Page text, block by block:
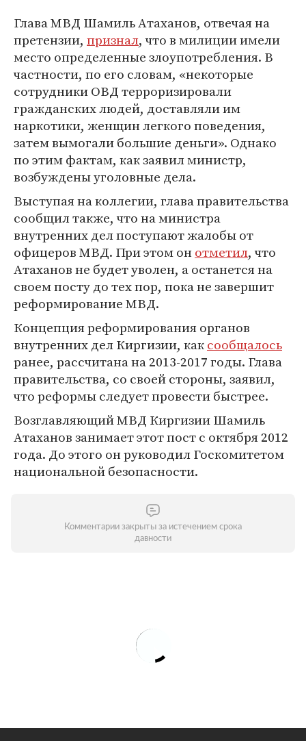
Глава МВД Шамиль Атаханов, отвечая на
претензии, признал, что в милиции имели
место определенные злоупотребления. В
частности, по его словам, «некоторые
сотрудники ОВД терроризировали
гражданских людей, доставляли им
наркотики, женщин легкого поведения,
затем вымогали большие деньги». Однако
по этим фактам, как заявил министр,
возбуждены уголовные дела.
Выступая на коллегии, глава правительства
сообщил также, что на министра
внутренних дел поступают жалобы от
офицеров МВД. При этом онотметил, что
Атаханов не будет уволен, а останется на
своем посту до тех пор, пока не завершит
реформирование МВД.
Концепция реформирования органов
внутренних дел Киргизии, каксообщалось
ранее, рассчитана на 2013-2017 годы. Глава
правительства, со своей стороны, заявил,
что реформы следует провести быстрее.
Возглавляющий МВД Киргизии Шамиль
Атаханов занимает этот пост с октября 2012
года. До этого он руководил Госкомитетом
национальной безопасности.
Комментарии закрыты за истечением срока
давности